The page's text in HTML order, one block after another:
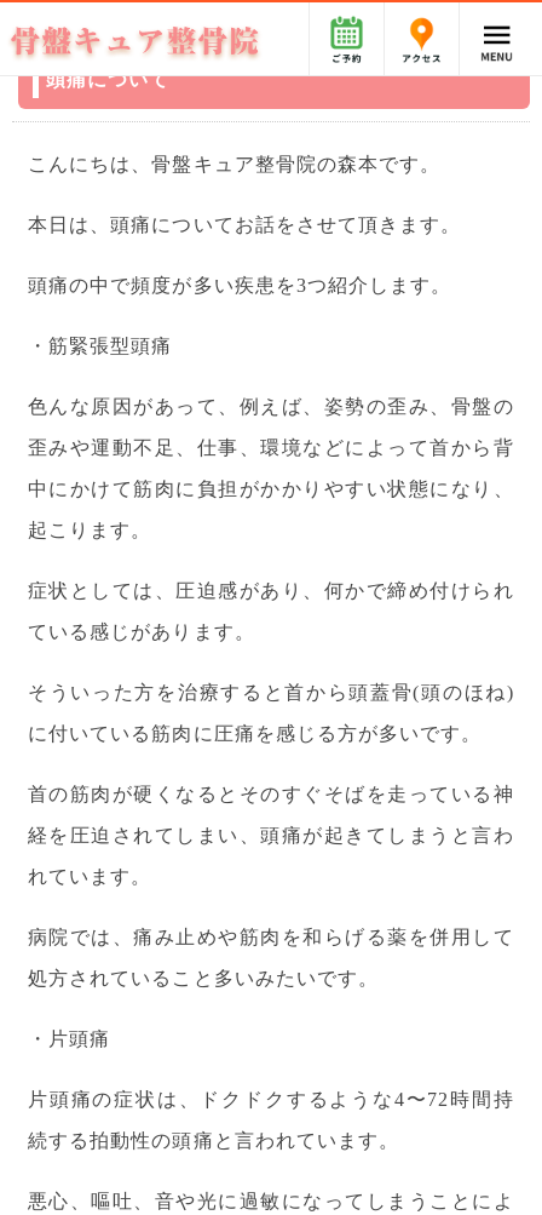
頭痛について
こんにちは、骨盤キュア整骨院の森本です。
本日は、頭痛についてお話をさせて頂きます。
頭痛の中で頻度が多い疾患を3つ紹介します。
・筋緊張型頭痛
色んな原因があって、例えば、姿勢の歪み、骨盤の
歪みや運動不足、仕事、環境などによって首から背
中にかけて筋肉に負担がかかりやすい状態になり、
起こります。
症状としては、圧迫感があり、何かで締め付けられ
ている感じがあります。
そういった方を治療すると首から頭蓋骨(頭のほね)
に付いている筋肉に圧痛を感じる方が多いです。
首の筋肉が硬くなるとそのすぐそばを走っている神
経を圧迫されてしまい、頭痛が起きてしまうと言わ
れています。
病院では、痛み止めや筋肉を和らげる薬を併用して
処方されていること多いみたいです。
・片頭痛
片頭痛の症状は、ドクドクするような4〜72時間持
続する拍動性の頭痛と言われています。
悪心、嘔吐、音や光に過敏になってしまうことによ